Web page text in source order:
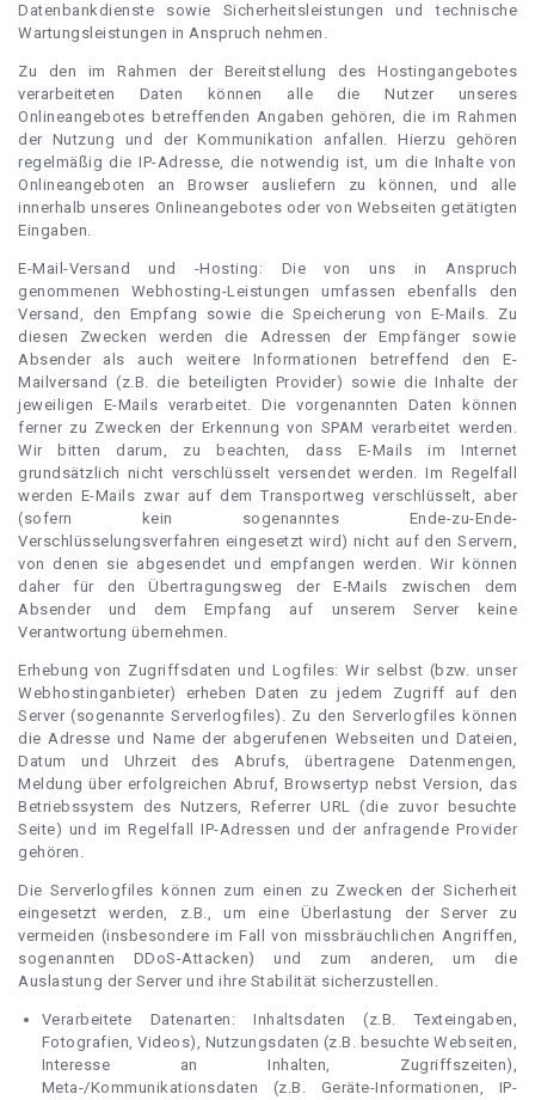
Datenbankdienste sowie Sicherheitsleistungen und technische
Wartungsleistungen in Anspruch nehmen.
Zu den im Rahmen der Bereitstellung des Hostingangebotes
verarbeiteten Daten können alle die Nutzer unseres
Onlineangebotes betreffenden Angaben gehören, die im Rahmen
der Nutzung und der Kommunikation anfallen. Hierzu gehören
regelmäßig die IP-Adresse, die notwendig ist, um die Inhalte von
Onlineangeboten an Browser ausliefern zu können, und alle
innerhalb unseres Onlineangebotes oder von Webseiten getätigten
Eingaben.
E-Mail-Versand und -Hosting: Die von uns in Anspruch
genommenen Webhosting-Leistungen umfassen ebenfalls den
Versand, den Empfang sowie die Speicherung von E-Mails. Zu
diesen Zwecken werden die Adressen der Empfänger sowie
Absender als auch weitere Informationen betreffend den E-
Mailversand (z.B. die beteiligten Provider) sowie die Inhalte der
jeweiligen E-Mails verarbeitet. Die vorgenannten Daten können
ferner zu Zwecken der Erkennung von SPAM verarbeitet werden.
Wir bitten darum, zu beachten, dass E-Mails im Internet
grundsätzlich nicht verschlüsselt versendet werden. Im Regelfall
werden E-Mails zwar auf dem Transportweg verschlüsselt, aber
(sofern kein sogenanntes Ende-zu-Ende-
Verschlüsselungsverfahren eingesetzt wird) nicht auf den Servern,
von denen sie abgesendet und empfangen werden. Wir können
daher für den Übertragungsweg der E-Mails zwischen dem
Absender und dem Empfang auf unserem Server keine
Verantwortung übernehmen.
Erhebung von Zugriffsdaten und Logfiles: Wir selbst (bzw. unser
Webhostinganbieter) erheben Daten zu jedem Zugriff auf den
Server (sogenannte Serverlogfiles). Zu den Serverlogfiles können
die Adresse und Name der abgerufenen Webseiten und Dateien,
Datum und Uhrzeit des Abrufs, übertragene Datenmengen,
Meldung über erfolgreichen Abruf, Browsertyp nebst Version, das
Betriebssystem des Nutzers, Referrer URL (die zuvor besuchte
Seite) und im Regelfall IP-Adressen und der anfragende Provider
gehören.
Die Serverlogfiles können zum einen zu Zwecken der Sicherheit
eingesetzt werden, z.B., um eine Überlastung der Server zu
vermeiden (insbesondere im Fall von missbräuchlichen Angriffen,
sogenannten DDoS-Attacken) und zum anderen, um die
Auslastung der Server und ihre Stabilität sicherzustellen.
Verarbeitete Datenarten: Inhaltsdaten (z.B. Texteingaben,
Fotografien, Videos), Nutzungsdaten (z.B. besuchte Webseiten,
Interesse an Inhalten, Zugriffszeiten),
Meta-/Kommunikationsdaten (z.B. Geräte-Informationen, IP-